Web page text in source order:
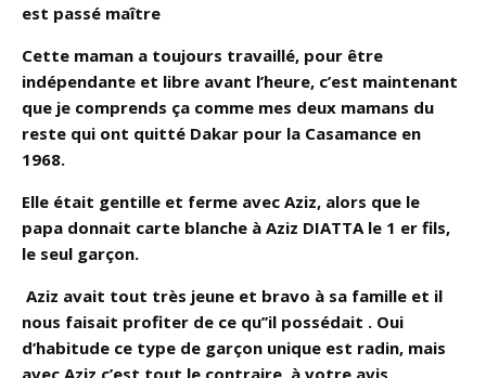
est passé maître
Cette maman a toujours travaillé, pour être
indépendante et libre avant l’heure, c’est maintenant
que je comprends ça comme mes deux mamans du
reste qui ont quitté Dakar pour la Casamance en
1968.
Elle était gentille et ferme avec Aziz, alors que le
papa donnait carte blanche à Aziz DIATTA le 1 er fils,
le seul garçon.
Aziz avait tout très jeune et bravo à sa famille et il
nous faisait profiter de ce qu’’il possédait . Oui
d’habitude ce type de garçon unique est radin, mais
avec Aziz c’est tout le contraire, à votre avis